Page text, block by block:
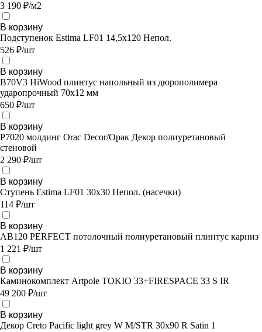
3 190 ₽/м2
В корзину
Подступенок Estima LF01 14,5x120 Непол.
526 ₽/шт
В корзину
B70V3 HiWood плинтус напольный из дюрополимера
ударопрочный 70х12 мм
650 ₽/шт
В корзину
P7020 молдинг Orac Decor/Орак Декор полиуретановый
стеновой
2 290 ₽/шт
В корзину
Ступень Estima LF01 30x30 Непол. (насечки)
114 ₽/шт
В корзину
AB120 PERFECT потолочный полиуретановый плинтус карниз
1 221 ₽/шт
В корзину
Каминокомплект Artpole TOKIO 33+FIRESPACE 33 S IR
49 200 ₽/шт
В корзину
Декор Creto Pacific light grey W M/STR 30x90 R Satin 1